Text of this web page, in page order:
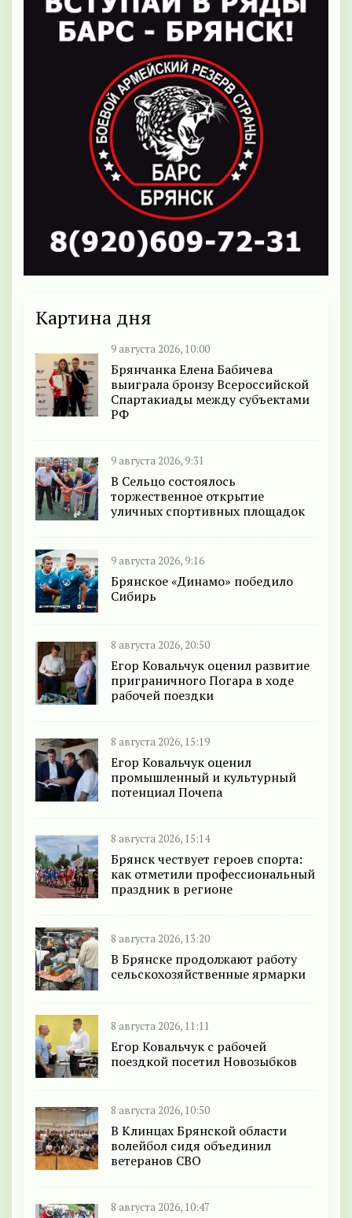
Картина дня
9 августа 2026, 10:00
Брянчанка Елена Бабичева
выиграла бронзу Всероссийской
Спартакиады между субъектами
РФ
9 августа 2026, 9:31
В Сельцо состоялось
торжественное открытие
уличных спортивных площадок
9 августа 2026, 9:16
Брянское «Динамо» победило
Сибирь
8 августа 2026, 20:50
Егор Ковальчук оценил развитие
приграничного Погара в ходе
рабочей поездки
8 августа 2026, 15:19
Егор Ковальчук оценил
промышленный и культурный
потенциал Почепа
8 августа 2026, 15:14
Брянск чествует героев спорта:
как отметили профессиональный
праздник в регионе
8 августа 2026, 13:20
В Брянске продолжают работу
сельскохозяйственные ярмарки
8 августа 2026, 11:11
Егор Ковальчук с рабочей
поездкой посетил Новозыбков
8 августа 2026, 10:50
В Клинцах Брянской области
волейбол сидя объединил
ветеранов СВО
8 августа 2026, 10:47